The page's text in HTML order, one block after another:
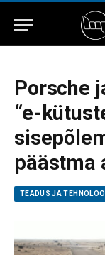
Porsche
“e-
päästma
TEADUS JA